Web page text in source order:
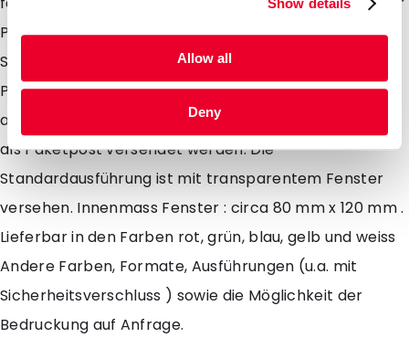
Allow all
Deny
PolyMed in Kombination mit Transportblistern,
Safetybags und absorbierenden Einlegeblättern. Der
PolyMed passt in den Briefkasten und kann dadurch
als Briefpost welches Portokosten einspart oder auch
als Paketpost versendet werden. Die
Standardausführung ist mit transparentem Fenster
versehen. Innenmass Fenster : circa 80 mm x 120 mm .
Lieferbar in den Farben rot, grün, blau, gelb und weiss
Andere Farben, Formate, Ausführungen (u.a. mit
Sicherheitsverschluss ) sowie die Möglichkeit der
Bedruckung auf Anfrage.